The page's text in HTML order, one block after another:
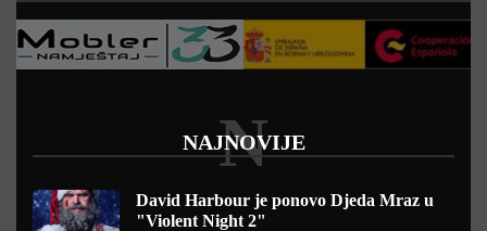
NAJNOVIJE
N
David Harbour je ponovo Djeda Mraz u
"Violent Night 2"